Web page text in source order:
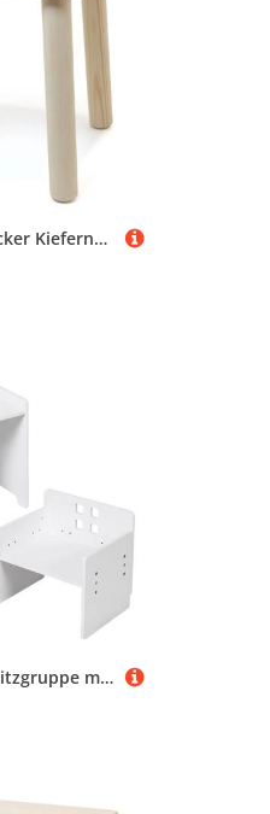
HolzFee Kinderhocker Kiefernholz Natur Hocker Holz
Relaxdays Kindersitzgruppe mit Tafel MDF Weiß Platzsparend 48,5 cm x 38 cm x 30 cm, 34 cm x 35 cm x 27,5 cm